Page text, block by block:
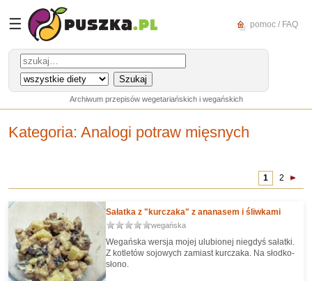
☰ pomoc / FAQ
Archiwum przepisów wegetariańskich i wegańskich
Kategoria: Analogi potraw mięsnych
1 2
Sałatka z "kurczaka" z ananasem i śliwkami
wegańska
Wegańska wersja mojej ulubionej niegdyś sałatki.
Z kotletów sojowych zamiast kurczaka. Na słodko-
słono.